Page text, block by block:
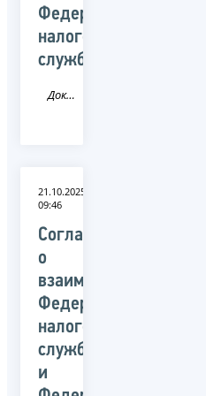
Федеральной
налоговой
службы
Документ
21.10.2025
09:46
Соглашение
о
взаимодействии
Федеральной
налоговой
службой
и